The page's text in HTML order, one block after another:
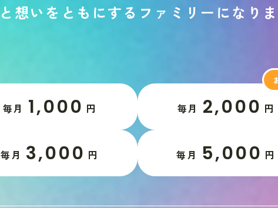
と 想いを と も にする フ ァ ミ リ ー に な り ま
毎月 1,000 円 毎月 2,000 円
毎月 3,000 円 毎月 5,000 円